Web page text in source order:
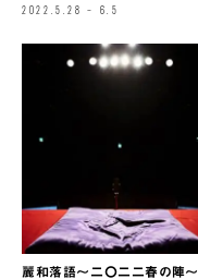
2022.5.28 – 6.5
麗和落語～二〇二二春の陣～